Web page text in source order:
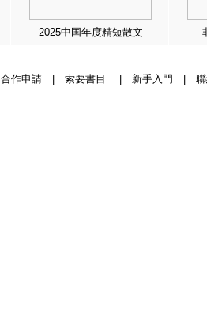
2025中国年度精短散文
合作申請| 索要書目 新手入門